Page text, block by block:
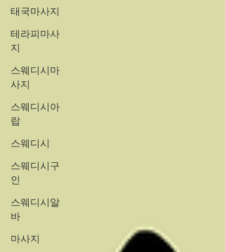
태국마사지
테라피마사
지
스웨디시마
사지
스웨디시아
랍
스웨디시
스웨디시구
인
스웨디시알
바
마사지